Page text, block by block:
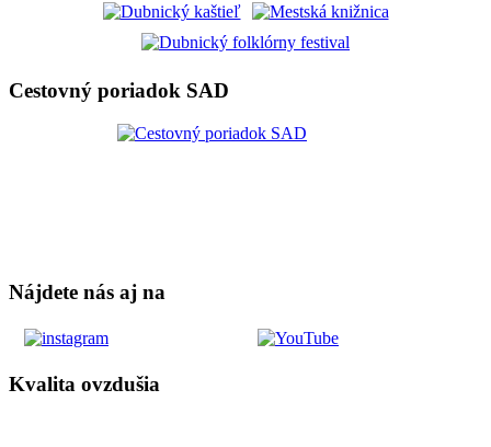
Cestovný poriadok SAD
Nájdete nás aj na
Kvalita ovzdušia